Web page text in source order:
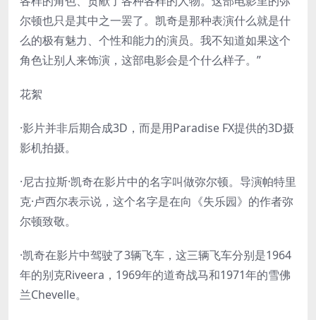
尔顿也只是其中之一罢了。凯奇是那种表演什么就是什
么的极有魅力、个性和能力的演员。我不知道如果这个
角色让别人来饰演，这部电影会是个什么样子。”
花絮
·影片并非后期合成3D，而是用Paradise FX提供的3D摄
影机拍摄。
·尼古拉斯·凯奇在影片中的名字叫做弥尔顿。导演帕特里
克·卢西尔表示说，这个名字是在向《失乐园》的作者弥
尔顿致敬。
·凯奇在影片中驾驶了3辆飞车，这三辆飞车分别是1964
年的别克Riveera，1969年的道奇战马和1971年的雪佛
兰Chevelle。